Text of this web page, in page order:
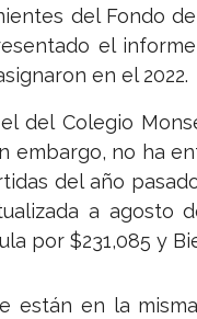
del Fondo
el
en el 2022.
del Colegio
embargo, no ha
del año
a agosto
por $231,085 y
están en la